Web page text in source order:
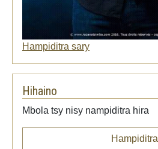
Hampiditra sary
Hihaino
Mbola tsy nisy nampiditra hira
Hampiditra